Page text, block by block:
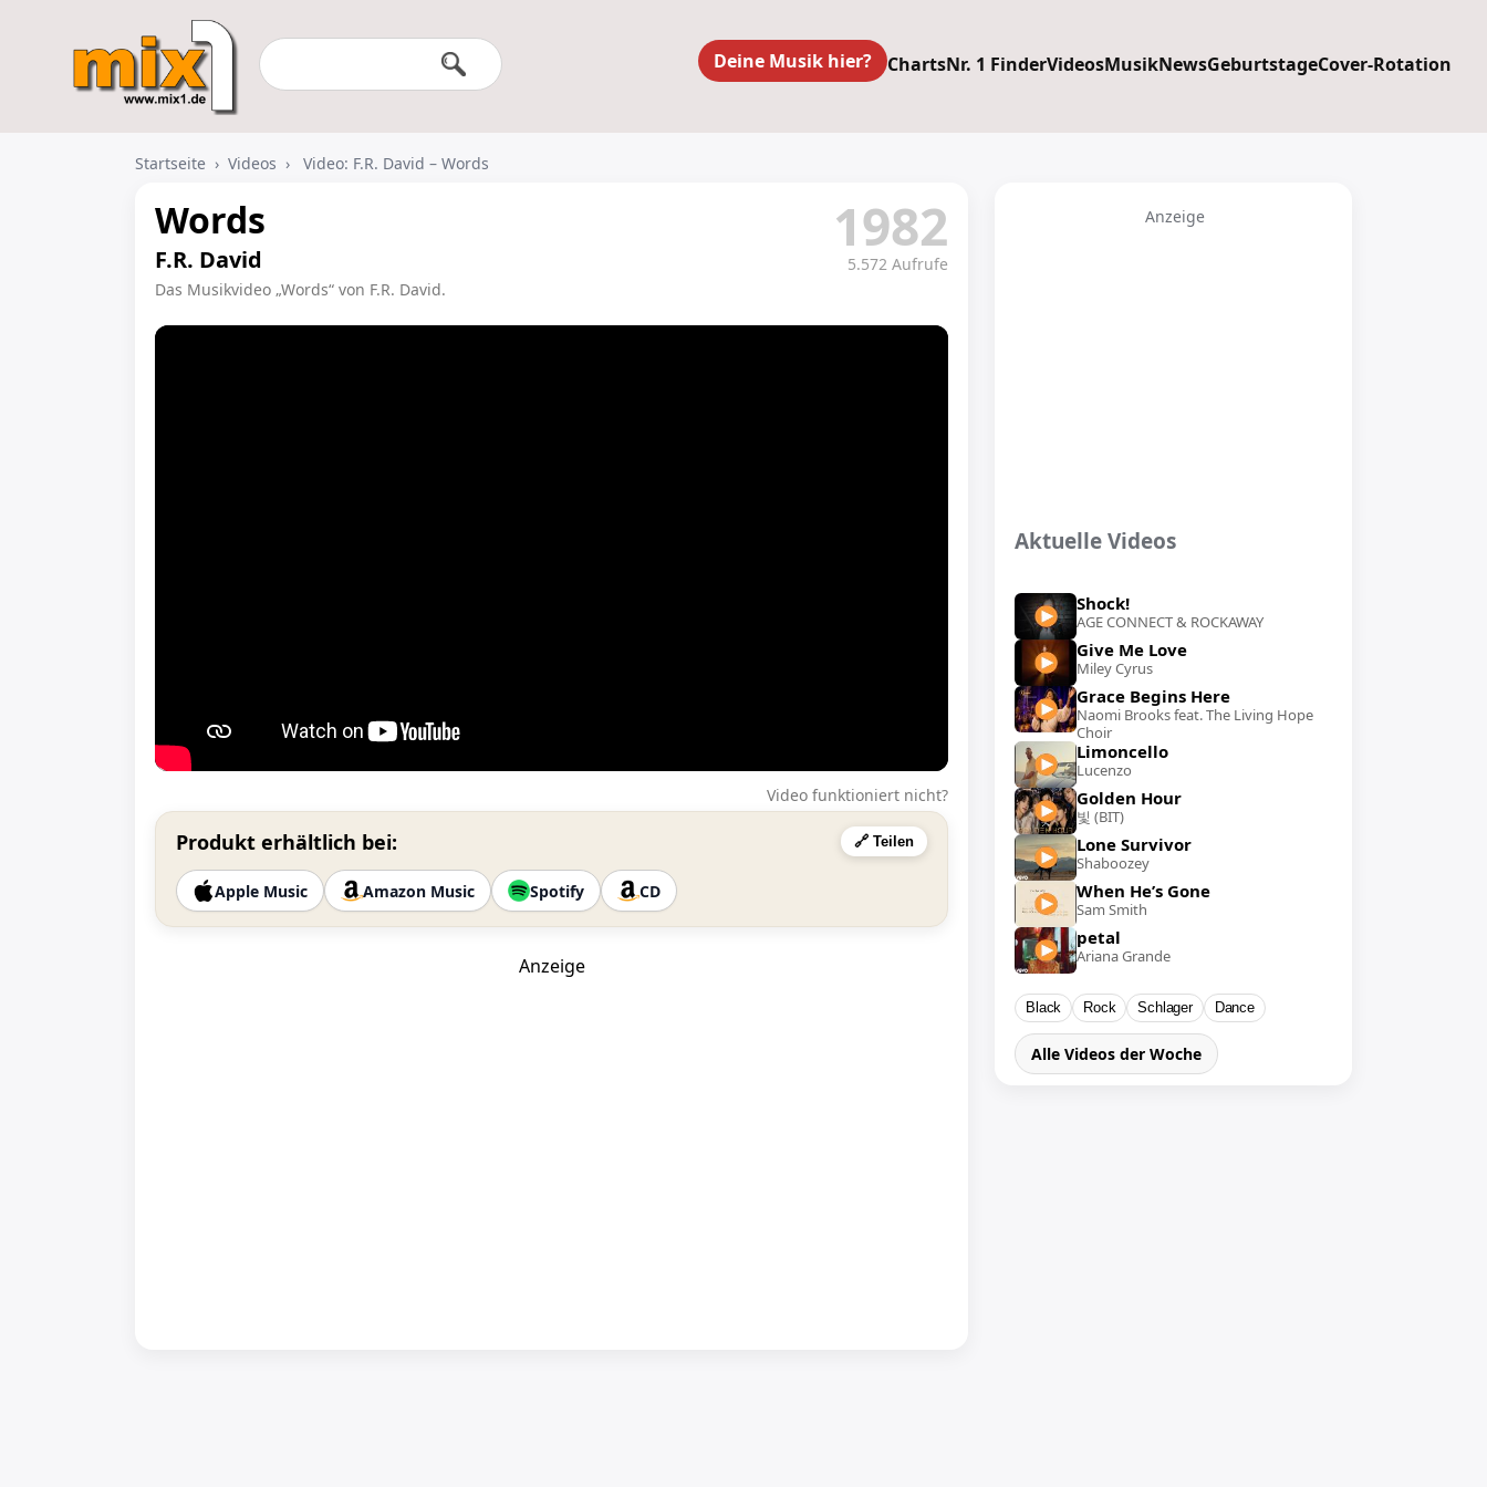
Deine Musik hier? ChartsNr. 1 FinderVideosMusikNewsGeburtstageCover-Rotation
Startseite › Videos › Video: F.R. David – Words
Words
F.R. David
Das Musikvideo „Words“ von F.R. David.
1982
5.572 Aufrufe
Video funktioniert nicht?
Produkt erhältlich bei: 🔗 Teilen
Apple Music Amazon Music Spotify CD
Anzeige
Anzeige
Aktuelle Videos
Shock!
AGE CONNECT & ROCKAWAY
Give Me Love
Miley Cyrus
Grace Begins Here
Naomi Brooks feat. The Living Hope
Choir
Limoncello
Lucenzo
Golden Hour
빛 (BIT)
Lone Survivor
Shaboozey
When He’s Gone
Sam Smith
petal
Ariana Grande
Black Rock Schlager Dance
Alle Videos der Woche